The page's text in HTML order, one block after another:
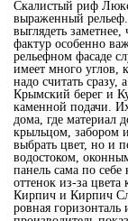
Скалистый риф
выраженный
выглядеть
фактур особенно
рельефном фасаде
имеет много углов,
надо считать сразу,
Крымский берег и
каменной подачи.
дома, где материал
крыльцом, забором
выбрать цвет, но и
водостоком,
панель сама по
оттенок из-за
Кирпич и Кирпич
ровная